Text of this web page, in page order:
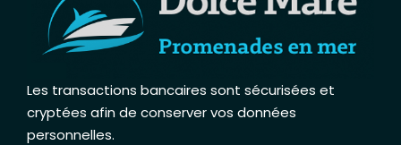
Les transactions bancaires sont sécurisées et
cryptées afin de conserver vos données
personnelles.